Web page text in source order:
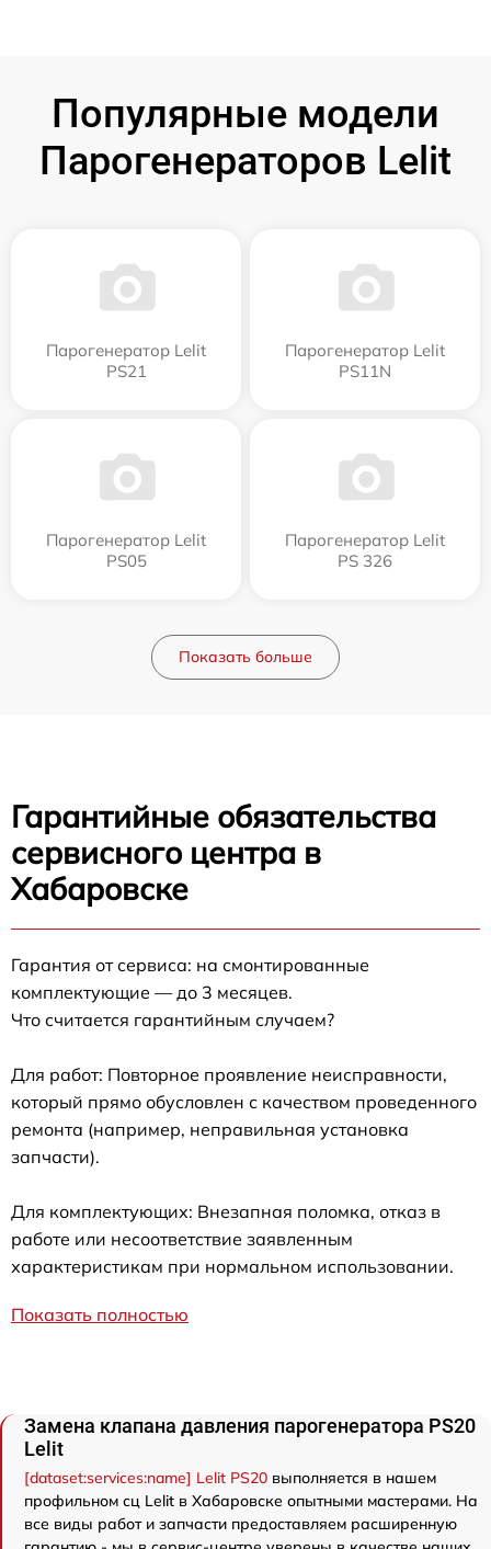
Популярные модели
Парогенераторов Lelit
Парогенератор Lelit
PS21
Парогенератор Lelit
PS11N
Парогенератор Lelit
PS05
Парогенератор Lelit
PS 326
Показать больше
Гарантийные обязательства
сервисного центра в
Хабаровске
Гарантия от сервиса: на смонтированные
комплектующие — до 3 месяцев.
Что считается гарантийным случаем?
Для работ: Повторное проявление неисправности,
который прямо обусловлен с качеством проведенного
ремонта (например, неправильная установка
запчасти).
Для комплектующих: Внезапная поломка, отказ в
работе или несоответствие заявленным
характеристикам при нормальном использовании.
Показать полностью
Замена клапана давления парогенератора PS20
Lelit
[dataset:services:name] Lelit PS20 выполняется в нашем
профильном сц Lelit в Хабаровске опытными мастерами. На
все виды работ и запчасти предоставляем расширенную